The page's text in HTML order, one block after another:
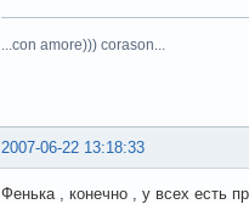
...con amore))) corason...
2007-06-22 13:18:33
Фенька , конечно , у всех есть